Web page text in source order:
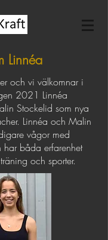
Linnéa
och vi välkomnar i
2021 Linnéa
Stockelid som nya
Linnéa och Malin
vågor med
har båda erfarenhet
och sporter.